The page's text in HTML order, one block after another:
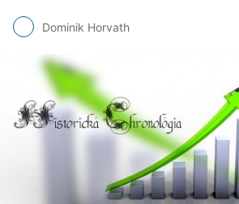
Dominik Horvath